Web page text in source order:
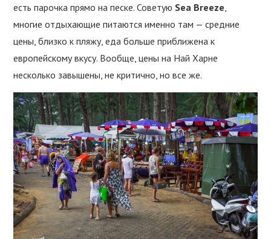
есть парочка прямо на песке. Советую Sea Breeze
многие отдыхающие питаются именно там — средние
цены, близко к пляжу, еда больше приближена к
европейскому вкусу. Вообще, цены на Най Харне
несколько завышены, не критично, но все же.